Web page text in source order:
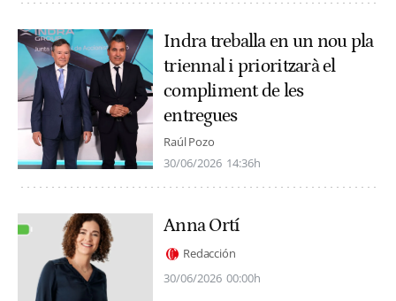
Indra treballa en un nou pla
triennal i prioritzarà el
compliment de les
entregues
Raúl Pozo
30/06/2026 14:36h
Anna Ortí
Redacción
30/06/2026 00:00h